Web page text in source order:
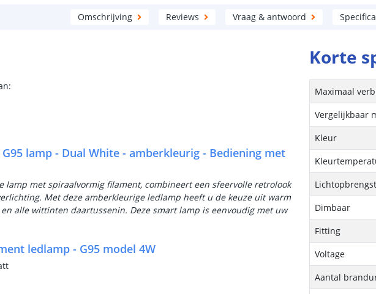
Omschrijving Reviews Vraag & antwoord
lamp - Dual White - amberkleurig - Bediening met
lamp met spiraalvormig filament, combineert een sfeervolle retrolook
Met deze amberkleurige ledlamp heeft u de keuze uit warm
alle wittinten daartussenin. Deze smart lamp is eenvoudig met uw
ledlamp - G95 model 4W
Korte
Maximaal
Vergelijkbaar
Kleur
Lichtopbrengst
Dimbaar
Fitting
Voltage
Aantal